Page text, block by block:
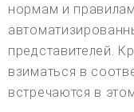
нормам и
представителей.
взиматься в
встречаются в